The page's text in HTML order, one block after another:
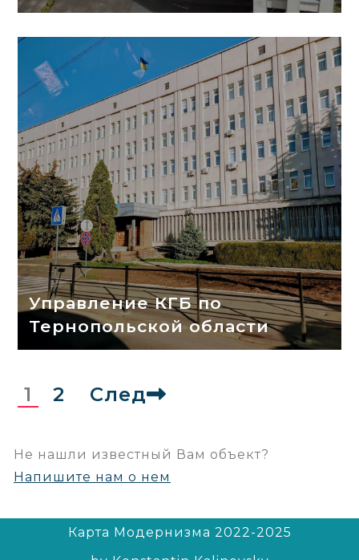
Управление КГБ по
Тернопольской области
1 2 След
Не нашли известный Вам объект?
Напишите нам о нем
Карта Модернизма 2022-2025